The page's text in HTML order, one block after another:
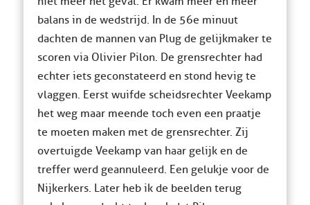
balans in de wedstrijd. In de 56e minuut
dachten de mannen van Plug de gelijkmaker te
scoren via Olivier Pilon. De grensrechter had
echter iets geconstateerd en stond hevig te
vlaggen. Eerst wuifde scheidsrechter Veekamp
het weg maar meende toch even een praatje
te moeten maken met de grensrechter. Zij
overtuigde Veekamp van haar gelijk en de
treffer werd geannuleerd. Een gelukje voor de
Nijkerkers. Later heb ik de beelden terug